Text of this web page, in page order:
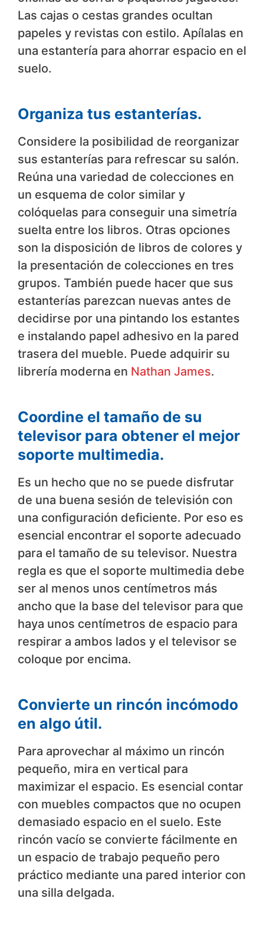
Las cajas o cestas grandes ocultan
papeles y revistas con estilo. Apílalas en
una estantería para ahorrar espacio en el
suelo.
Organiza tus estanterías.
Considere la posibilidad de reorganizar
sus estanterías para refrescar su salón.
Reúna una variedad de colecciones en
un esquema de color similar y
colóquelas para conseguir una simetría
suelta entre los libros. Otras opciones
son la disposición de libros de colores y
la presentación de colecciones en tres
grupos. También puede hacer que sus
estanterías parezcan nuevas antes de
decidirse por una pintando los estantes
e instalando papel adhesivo en la pared
trasera del mueble. Puede adquirir su
librería moderna en Nathan James.
Coordine el tamaño de su
televisor para obtener el mejor
soporte multimedia.
Es un hecho que no se puede disfrutar
de una buena sesión de televisión con
una configuración deficiente. Por eso es
esencial encontrar el soporte adecuado
para el tamaño de su televisor. Nuestra
regla es que el soporte multimedia debe
ser al menos unos centímetros más
ancho que la base del televisor para que
haya unos centímetros de espacio para
respirar a ambos lados y el televisor se
coloque por encima.
Convierte un rincón incómodo
en algo útil.
Para aprovechar al máximo un rincón
pequeño, mira en vertical para
maximizar el espacio. Es esencial contar
con muebles compactos que no ocupen
demasiado espacio en el suelo. Este
rincón vacío se convierte fácilmente en
un espacio de trabajo pequeño pero
práctico mediante una pared interior con
una silla delgada.